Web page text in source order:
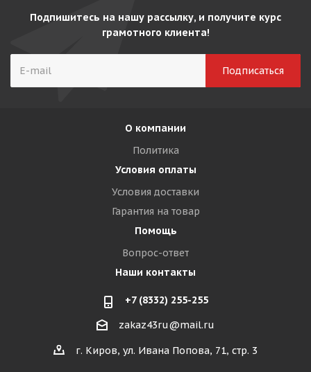
Подпишитесь на нашу рассылку, и получите курс
грамотного клиента!
О компании
Политика
Условия оплаты
Условия доставки
Гарантия на товар
Помощь
Вопрос-ответ
Наши контакты
+7 (8332) 255-255
zakaz43ru@mail.ru
г. Киров, ул. Ивана Попова, 71, стр. 3